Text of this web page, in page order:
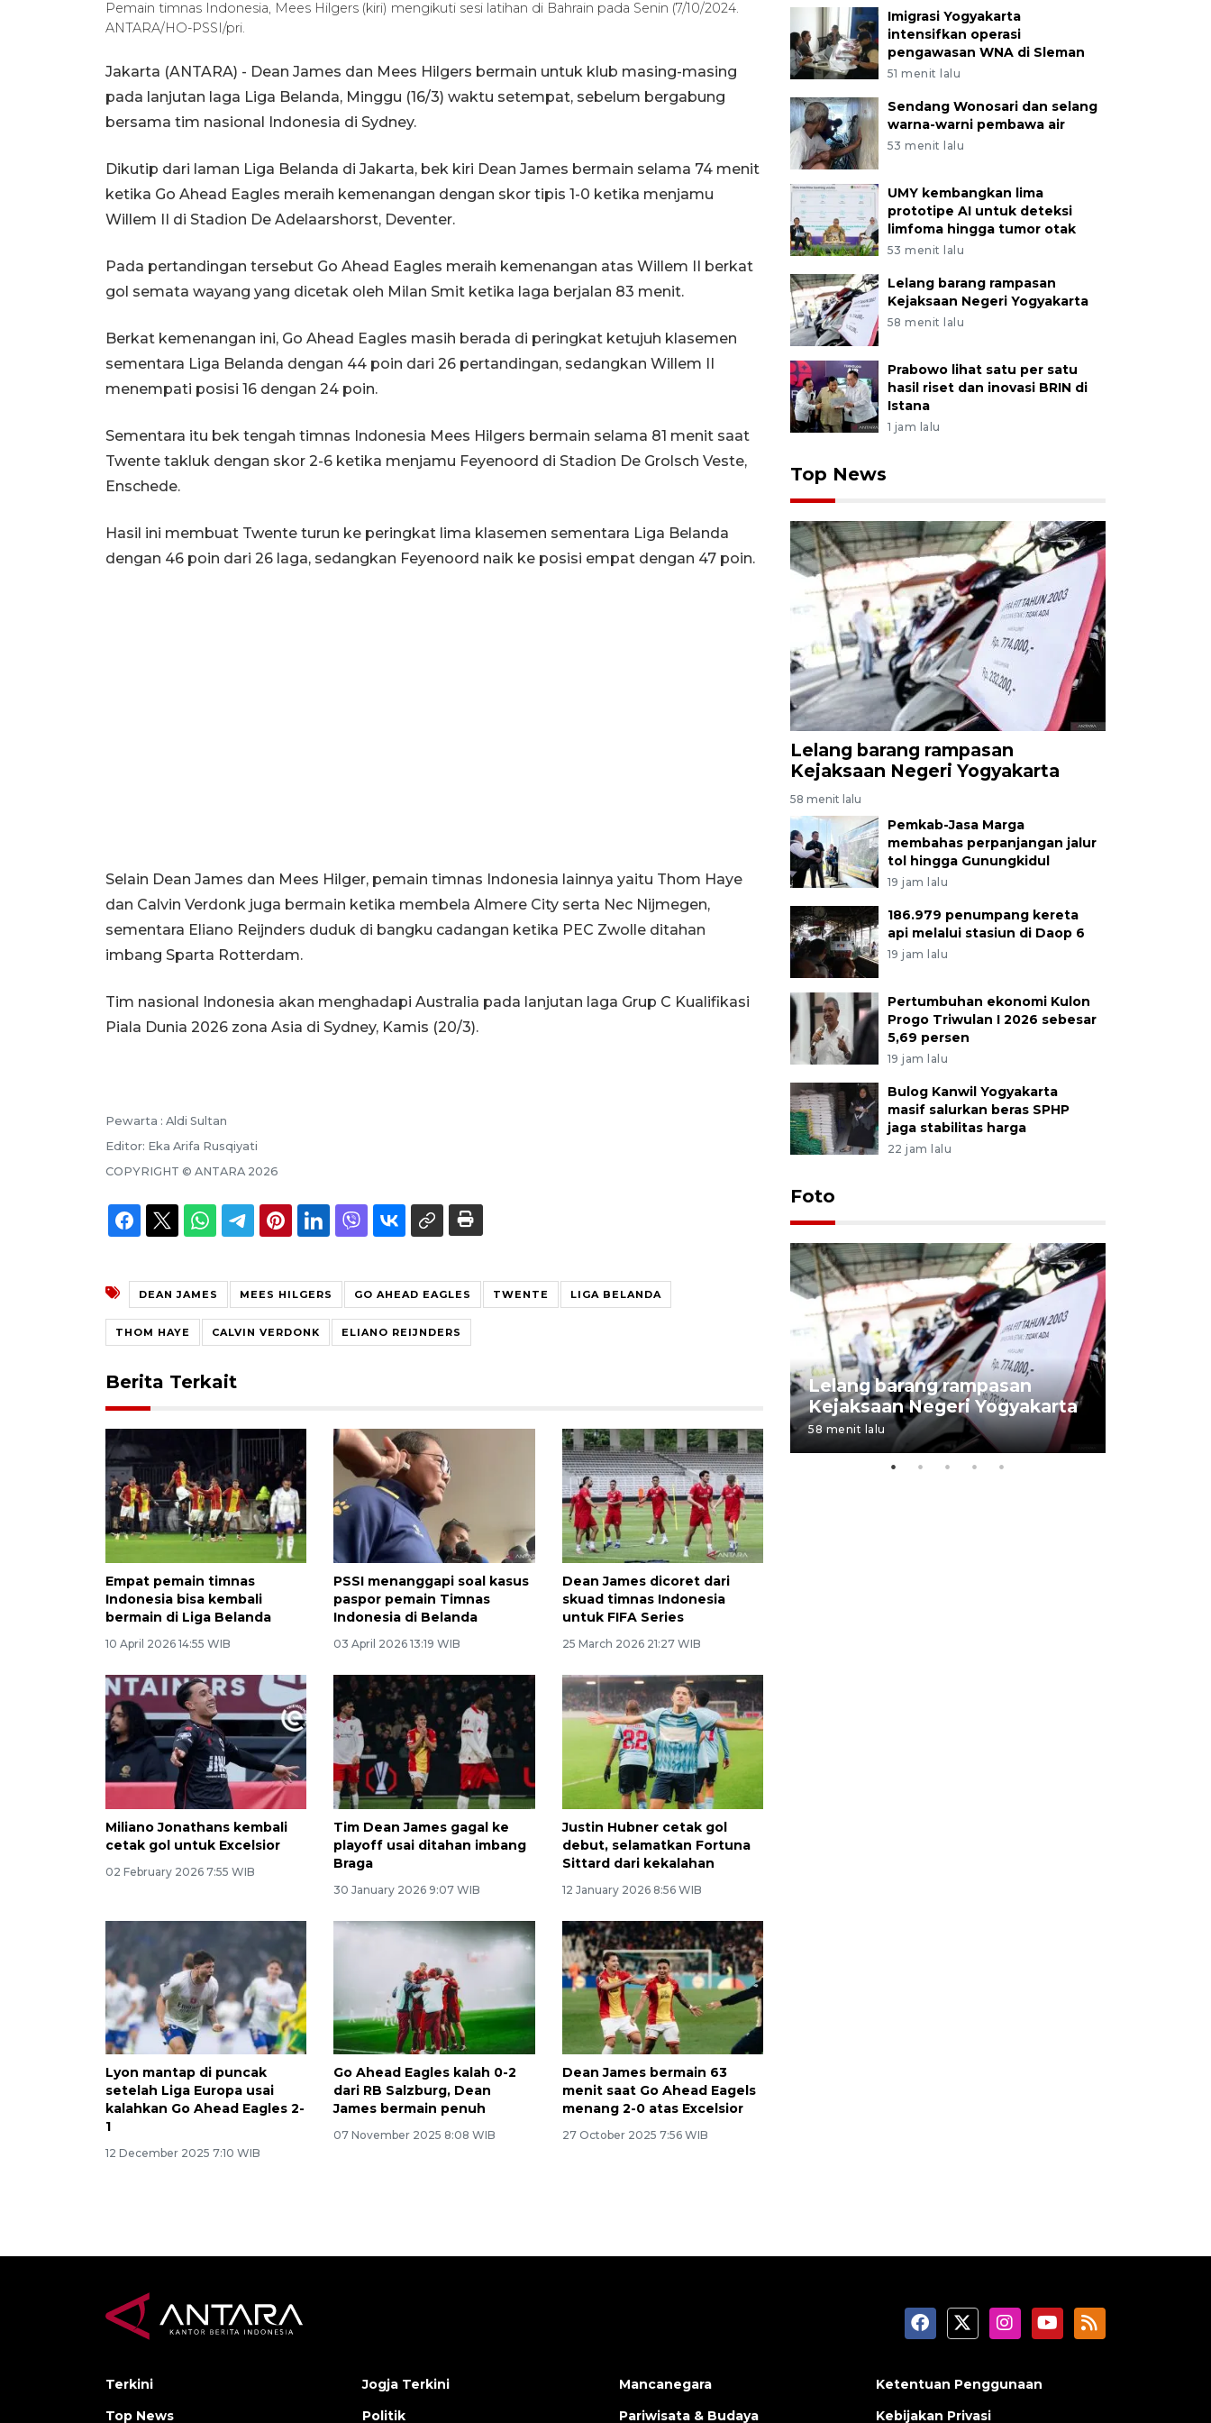
Pemain timnas Indonesia, Mees Hilgers (kiri) mengikuti sesi latihan di Bahrain pada Senin (7/10/2024.
ANTARA/HO-PSSI/pri.
Jakarta (ANTARA) - Dean James dan Mees Hilgers bermain untuk klub masing-masing
pada lanjutan laga Liga Belanda, Minggu (16/3) waktu setempat, sebelum bergabung
bersama tim nasional Indonesia di Sydney.
Dikutip dari laman Liga Belanda di Jakarta, bek kiri Dean James bermain selama 74 menit
ketika Go Ahead Eagles meraih kemenangan dengan skor tipis 1-0 ketika menjamu
Willem II di Stadion De Adelaarshorst, Deventer.
Pada pertandingan tersebut Go Ahead Eagles meraih kemenangan atas Willem II berkat
gol semata wayang yang dicetak oleh Milan Smit ketika laga berjalan 83 menit.
Berkat kemenangan ini, Go Ahead Eagles masih berada di peringkat ketujuh klasemen
sementara Liga Belanda dengan 44 poin dari 26 pertandingan, sedangkan Willem II
menempati posisi 16 dengan 24 poin.
Sementara itu bek tengah timnas Indonesia Mees Hilgers bermain selama 81 menit saat
Twente takluk dengan skor 2-6 ketika menjamu Feyenoord di Stadion De Grolsch Veste,
Enschede.
Hasil ini membuat Twente turun ke peringkat lima klasemen sementara Liga Belanda
dengan 46 poin dari 26 laga, sedangkan Feyenoord naik ke posisi empat dengan 47 poin.
Selain Dean James dan Mees Hilger, pemain timnas Indonesia lainnya yaitu Thom Haye
dan Calvin Verdonk juga bermain ketika membela Almere City serta Nec Nijmegen,
sementara Eliano Reijnders duduk di bangku cadangan ketika PEC Zwolle ditahan
imbang Sparta Rotterdam.
Tim nasional Indonesia akan menghadapi Australia pada lanjutan laga Grup C Kualifikasi
Piala Dunia 2026 zona Asia di Sydney, Kamis (20/3).
Pewarta : Aldi Sultan
Editor: Eka Arifa Rusqiyati
COPYRIGHT © ANTARA 2026
DEAN JAMES MEES HILGERS GO AHEAD EAGLES TWENTE LIGA BELANDA
THOM HAYE CALVIN VERDONK ELIANO REIJNDERS
Berita Terkait
Empat pemain timnas
Indonesia bisa kembali
bermain di Liga Belanda
10 April 2026 14:55 WIB
PSSI menanggapi soal kasus
paspor pemain Timnas
Indonesia di Belanda
03 April 2026 13:19 WIB
Dean James dicoret dari
skuad timnas Indonesia
untuk FIFA Series
25 March 2026 21:27 WIB
Miliano Jonathans kembali
cetak gol untuk Excelsior
02 February 2026 7:55 WIB
Tim Dean James gagal ke
playoff usai ditahan imbang
Braga
30 January 2026 9:07 WIB
Justin Hubner cetak gol
debut, selamatkan Fortuna
Sittard dari kekalahan
12 January 2026 8:56 WIB
Lyon mantap di puncak
setelah Liga Europa usai
kalahkan Go Ahead Eagles 2-
1
12 December 2025 7:10 WIB
Go Ahead Eagles kalah 0-2
dari RB Salzburg, Dean
James bermain penuh
07 November 2025 8:08 WIB
Dean James bermain 63
menit saat Go Ahead Eagels
menang 2-0 atas Excelsior
27 October 2025 7:56 WIB
Imigrasi Yogyakarta
intensifkan operasi
pengawasan WNA di Sleman
51 menit lalu
Sendang Wonosari dan selang
warna-warni pembawa air
53 menit lalu
UMY kembangkan lima
prototipe AI untuk deteksi
limfoma hingga tumor otak
53 menit lalu
Lelang barang rampasan
Kejaksaan Negeri Yogyakarta
58 menit lalu
Prabowo lihat satu per satu
hasil riset dan inovasi BRIN di
Istana
1 jam lalu
Top News
Lelang barang rampasan
Kejaksaan Negeri Yogyakarta
58 menit lalu
Pemkab-Jasa Marga
membahas perpanjangan jalur
tol hingga Gunungkidul
19 jam lalu
186.979 penumpang kereta
api melalui stasiun di Daop 6
19 jam lalu
Pertumbuhan ekonomi Kulon
Progo Triwulan I 2026 sebesar
5,69 persen
19 jam lalu
Bulog Kanwil Yogyakarta
masif salurkan beras SPHP
jaga stabilitas harga
22 jam lalu
Foto
03 August 2026 12:31 WIB
Lelang barang rampasan
Kejaksaan Negeri Yogyakarta
58 menit lalu
Terkini
Top News
Jogja Terkini
Politik
Mancanegara
Pariwisata & Budaya
Ketentuan Penggunaan
Kebijakan Privasi